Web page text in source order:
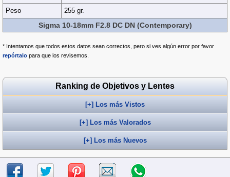
Peso
255 gr.
Sigma 10-18mm F2.8 DC DN (Contemporary)
* Intentamos que todos estos datos sean correctos, pero si ves algún error por favor
repórtalo para que los revisemos.
Ranking de Objetivos y Lentes
[+] Los más Vistos
[+] Los más Valorados
[+] Los más Nuevos